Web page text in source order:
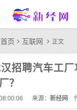
首页 互联网 正文
招聘汽车工
？
来源： 新经网